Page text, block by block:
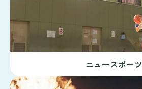
ニュースポーツ